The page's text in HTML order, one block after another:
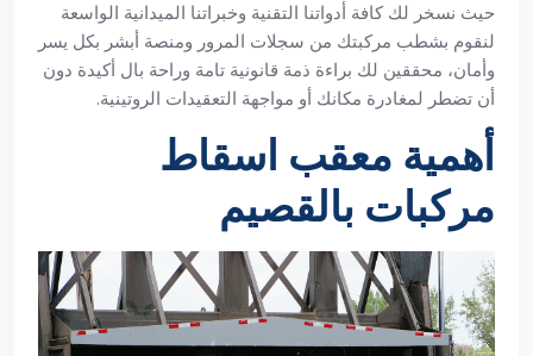
حيث نسخر لك كافة أدواتنا التقنية وخبراتنا الميدانية الواسعة
لنقوم بشطب مركبتك من سجلات المرور ومنصة أبشر بكل يسر
وأمان، محققين لك براءة ذمة قانونية تامة وراحة بال أكيدة دون
أن تضطر لمغادرة مكانك أو مواجهة التعقيدات الروتينية.
أهمية معقب اسقاط
مركبات بالقصيم